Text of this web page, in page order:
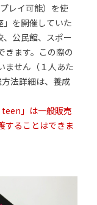
レイ可能）を使
」を開催していた
、公民館、スポー
きます。この際の
ません（１人あた
法詳細は、養成
」は一般販売
することはできま